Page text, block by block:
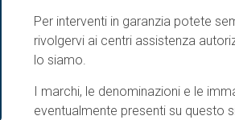
Per interventi in garanzia potete
rivolgervi ai centri assistenza
lo siamo.
I marchi, le denominazioni e le
eventualmente presenti su questo